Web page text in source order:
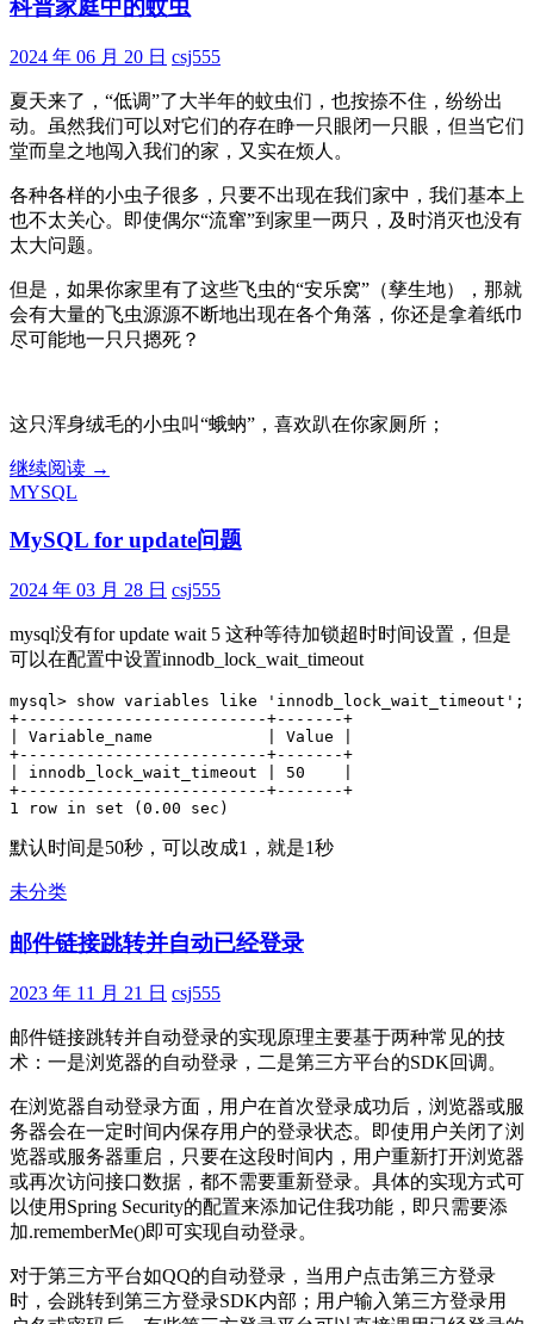
科普家庭中的蚊虫
2024 年 06 月 20 日 csj555
夏天来了，“低调”了大半年的蚊虫们，也按捺不住，纷纷出
动。虽然我们可以对它们的存在睁一只眼闭一只眼，但当它们
堂而皇之地闯入我们的家，又实在烦人。
各种各样的小虫子很多，只要不出现在我们家中，我们基本上
也不太关心。即使偶尔“流窜”到家里一两只，及时消灭也没有
太大问题。
但是，如果你家里有了这些飞虫的“安乐窝”（孳生地），那就
会有大量的飞虫源源不断地出现在各个角落，你还是拿着纸巾
尽可能地一只只摁死？
这只浑身绒毛的小虫叫“蛾蚋”，喜欢趴在你家厕所；
继续阅读科
庭
的
虫
→
MYSQL
MySQL for update问题
2024 年 03 月 28 日 csj555
mysql没有for update wait 5 这种等待加锁超时时间设置，但是
可以在配置中设置innodb_lock_wait_timeout
mysql> show variables like 'innodb_lock_wait_timeout';
+--------------------------+-------+
| Variable_name            | Value |
+--------------------------+-------+
| innodb_lock_wait_timeout | 50    |
+--------------------------+-------+
1 row in set (0.00 sec)
默认时间是50秒，可以改成1，就是1秒
未分类
邮件链接跳转并自动已经登录
2023 年 11 月 21 日 csj555
邮件链接跳转并自动登录的实现原理主要基于两种常见的技
术：一是浏览器的自动登录，二是第三方平台的SDK回调。
在浏览器自动登录方面，用户在首次登录成功后，浏览器或服
务器会在一定时间内保存用户的登录状态。即使用户关闭了浏
览器或服务器重启，只要在这段时间内，用户重新打开浏览器
或再次访问接口数据，都不需要重新登录。具体的实现方式可
以使用Spring Security的配置来添加记住我功能，即只需要添
加.rememberMe()即可实现自动登录。
对于第三方平台如QQ的自动登录，当用户点击第三方登录
时，会跳转到第三方登录SDK内部；用户输入第三方登录用